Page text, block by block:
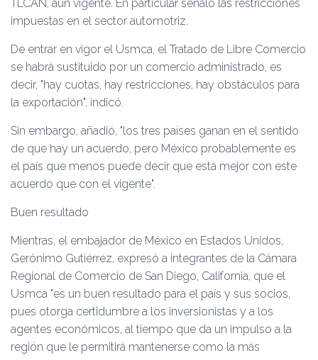
TLCAN, aún vigente. En particular señaló las restricciones
impuestas en el sector automotriz.
De entrar en vigor el Usmca, el Tratado de Libre Comercio
se habrá sustituido por un comercio administrado, es
decir, hay cuotas, hay restricciones, hay obstáculos para
la exportación , indicó.
Sin embargo, añadió, los tres países ganan en el sentido
de que hay un acuerdo, pero México probablemente es
el país que menos puede decir que está mejor con este
acuerdo que con el vigente .
Buen resultado
Mientras, el embajador de México en Estados Unidos,
Gerónimo Gutiérrez, expresó a integrantes de la Cámara
Regional de Comercio de San Diego, California, que el
Usmca es un buen resultado para el país y sus socios,
pues otorga certidumbre a los inversionistas y a los
agentes económicos, al tiempo que da un impulso a la
región que le permitirá mantenerse como la más